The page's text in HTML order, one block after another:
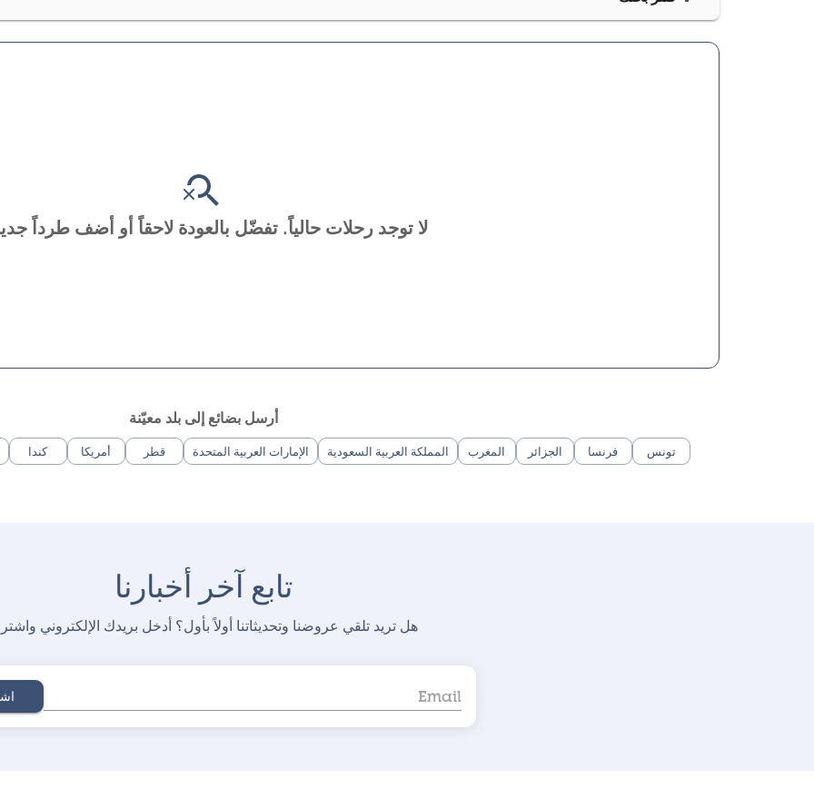
لا توجد رحلات حالياً. تفضّل بالعودة لاحقاً أو أضف طرداً
أرسل بضائع إلى بلد معيّنة
تونس فرنسا الجزائر المغرب المملكة العربية السعودية الإمارات العربية المتحدة قطر أمريكا كندا
تابع آخر أخبارنا
هل تريد تلقي عروضنا وتحديثاتنا أولاً بأول؟ أدخل بريدك الإلكتروني